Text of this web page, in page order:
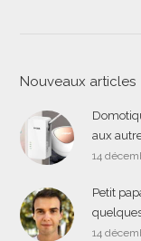
Nouveaux articles
aux
14
Petit
14